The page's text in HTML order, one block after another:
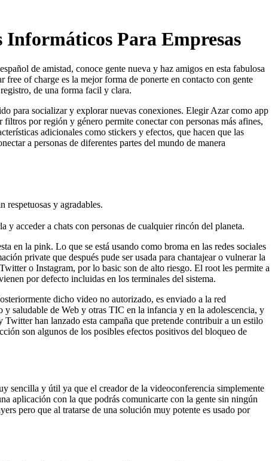
Informáticos Para Empresas
de amistad, conoce gente nueva y haz amigos en esta fabulosa
free of charge es la mejor forma de ponerte en contacto con gente
de una forma facil y clara.
para socializar y explorar nuevas conexiones. Elegir Azar como app
por región y género permite conectar con personas más afines,
adicionales como stickers y efectos, que hacen que las
a personas de diferentes partes del mundo de manera
respetuosas y agradables.
y acceder a chats con personas de cualquier rincón del planeta.
en la pink. Lo que se está usando como broma en las redes sociales
private que después pude ser usada para chantajear o vulnerar la
o Instagram, por lo basic son de alto riesgo. El root les permite a
por defecto incluidas en los terminales del sistema.
dicho video no autorizado, es enviado a la red
y saludable de Web y otras TIC en la infancia y en la adolescencia, y
han lanzado esta campaña que pretende contribuir a un estilo
son algunos de los posibles efectos positivos del bloqueo de
sencilla y útil ya que el creador de la videoconferencia simplemente
aplicación con la que podrás comunicarte con la gente sin ningún
pero que al tratarse de una solución muy potente es usado por